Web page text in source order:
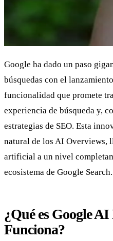
Google ha dado un paso
búsquedas con el
funcionalidad que promete
experiencia de búsqueda y,
estrategias de SEO. Esta
natural de los AI Overviews,
artificial a un nivel
ecosistema de Google Search.
¿Qué es Google
Funciona?